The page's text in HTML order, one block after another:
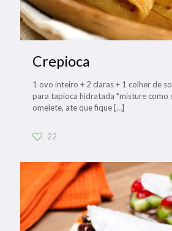
Crepioca
1 ovo inteiro + 2 claras + 1 colher de
para tapioca hidratada *misture como
omelete, ate que fique […]
22